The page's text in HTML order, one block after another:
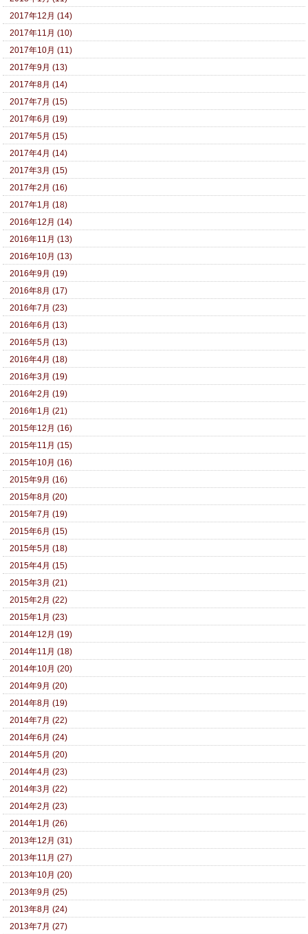
2017年12月 (14)
2017年11月 (10)
2017年10月 (11)
2017年9月 (13)
2017年8月 (14)
2017年7月 (15)
2017年6月 (19)
2017年5月 (15)
2017年4月 (14)
2017年3月 (15)
2017年2月 (16)
2017年1月 (18)
2016年12月 (14)
2016年11月 (13)
2016年10月 (13)
2016年9月 (19)
2016年8月 (17)
2016年7月 (23)
2016年6月 (13)
2016年5月 (13)
2016年4月 (18)
2016年3月 (19)
2016年2月 (19)
2016年1月 (21)
2015年12月 (16)
2015年11月 (15)
2015年10月 (16)
2015年9月 (16)
2015年8月 (20)
2015年7月 (19)
2015年6月 (15)
2015年5月 (18)
2015年4月 (15)
2015年3月 (21)
2015年2月 (22)
2015年1月 (23)
2014年12月 (19)
2014年11月 (18)
2014年10月 (20)
2014年9月 (20)
2014年8月 (19)
2014年7月 (22)
2014年6月 (24)
2014年5月 (20)
2014年4月 (23)
2014年3月 (22)
2014年2月 (23)
2014年1月 (26)
2013年12月 (31)
2013年11月 (27)
2013年10月 (20)
2013年9月 (25)
2013年8月 (24)
2013年7月 (27)